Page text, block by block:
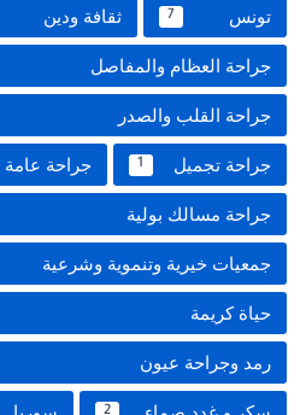
تونس 7 ثقافة ودين
جراحة العظام والمفاصل
جراحة القلب والصدر
جراحة تجميل 1 جراحة عامة
جراحة مسالك بولية
جمعيات خيرية وتنموية وشرعية
حياة كريمة
رمد وجراحة عيون
2